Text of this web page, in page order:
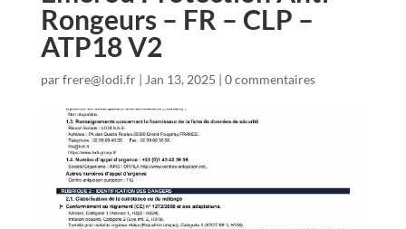
Rongeurs – FR – CLP –
ATP18 V2
parfrere@lodi.fr| Jan 13, 2025 | 0 commentaires